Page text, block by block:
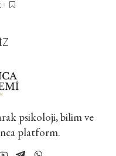
psikoloji, bilim ve
platform.